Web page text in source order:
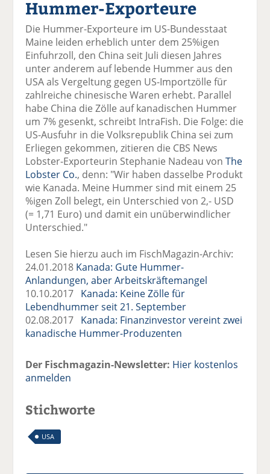
el
a
uf
F
ac
e
b
o
o
k
te
il
e
n
el
wi
tt
er
n
uf
Li
n
k
e
di
n
te
il
e
n
er
m
ai
l
v
er
se
n
e
n
Hummer-Exporteure
Die Hummer-Exporteure im US-Bundesstaat
Maine leiden erheblich unter dem 25%igen
Einfuhrzoll, den China seit Juli diesen Jahres
unter anderem auf lebende Hummer aus den
USA als Vergeltung gegen US-Importzölle für
zahlreiche chinesische Waren erhebt. Parallel
habe China die Zölle auf kanadischen Hummer
um 7% gesenkt, schreibt IntraFish. Die Folge: die
US-Ausfuhr in die Volksrepublik China sei zum
Erliegen gekommen, zitieren die CBS News
Lobster-Exporteurin Stephanie Nadeau vonThe
Lobster Co., denn: "Wir haben dasselbe Produkt
wie Kanada. Meine Hummer sind mit einem 25
%igen Zoll belegt, ein Unterschied von 2,- USD
(= 1,71 Euro) und damit ein unüberwindlicher
Unterschied."
Lesen Sie hierzu auch im FischMagazin-Archiv:
24.01.2018 Kanada: Gute Hummer-
Anlandungen, aber Arbeitskräftemangel
10.10.2017 Kanada: Keine Zölle für
Lebendhummer seit 21. September
02.08.2017 Kanada: Finanzinvestor vereint zwei
kanadische Hummer-Produzenten
Der Fischmagazin-Newsletter: Hier kostenlos
anmelden
Stichworte
USA